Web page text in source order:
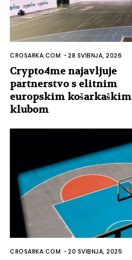
CROSARKA.COM -28 SVIBNJA, 2026
Crypto4me najavljuje
partnerstvo s elitnim
europskim košarkaškim
klubom
CROSARKA.COM -20 SVIBNJA, 2025